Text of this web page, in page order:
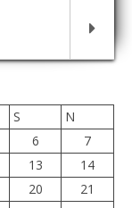
S
N
6
7
13
14
20
21